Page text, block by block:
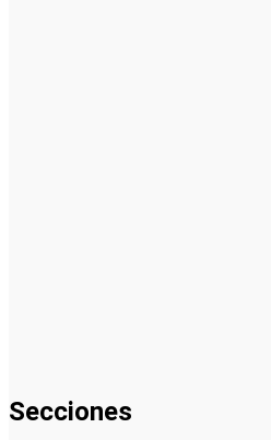
Secciones